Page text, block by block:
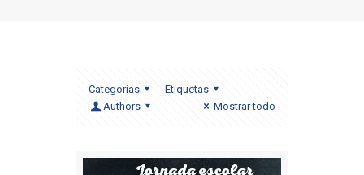
Categorías
Etiquetas
Authors
Mostrar todo